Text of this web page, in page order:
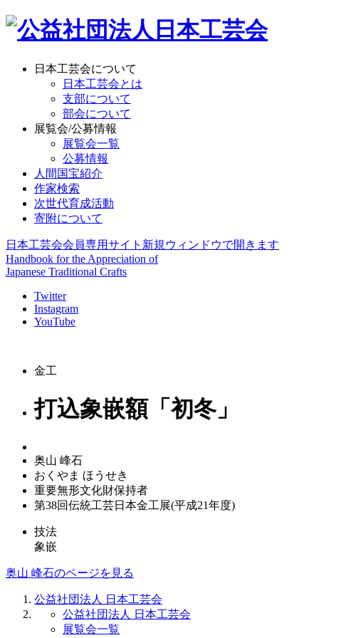
日本工芸会について
日本工芸会とは
支部について
部会について
展覧会/公募情報
展覧会一覧
公募情報
人間国宝紹介
作家検索
次世代育成活動
寄附について
日本工芸会会員専用サイト 新規ウィンドウで開きます
Handbook for the Appreciation of
Japanese Traditional Crafts
Twitter
Instagram
YouTube
金工
打込象嵌額「初冬」
奥山 峰石
おくやま ほうせき
重要無形文化財保持者
第38回伝統工芸日本金工展(平成21年度)
技法
象嵌
奥山 峰石のページを見る
公益社団法人 日本工芸会
公益社団法人 日本工芸会
展覧会一覧